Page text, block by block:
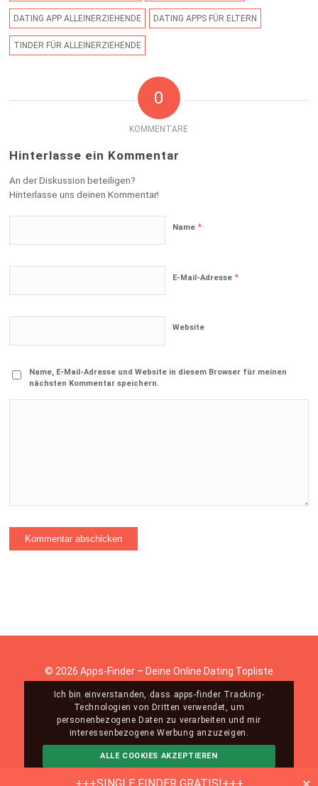
DATING APP ALLEINERZIEHENDE DATING APPS FÜR ELTERN
TINDER FÜR ALLEINERZIEHENDE
0
KOMMENTARE
Hinterlasse ein Kommentar
An der Diskussion beteiligen?
Hinterlasse uns deinen Kommentar!
Name*
E-Mail-Adresse*
Website
Name, E-Mail-Adresse und Website in diesem Browser für meinen
nächsten Kommentar speichern.
© 2026 Apps-Finder – Deine Online Dating Topliste
Impressum|Datenschutz|Über uns
Ich bin einverstanden, dass apps-finder Tracking-
Technologien von Dritten verwendet, um
personenbezogene Daten zu verarbeiten und mir
interessenbezogene Werbung anzuzeigen.
ALLE COOKIES AKZEPTIEREN
ABLEHNEN MEHR INFO